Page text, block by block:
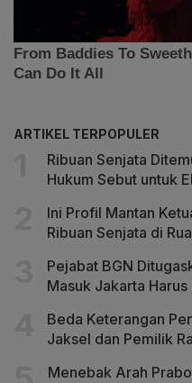
ARTIKEL TERPOPULER
Ribuan Senjata
Hukum Sebut untuk
Ini Profil Mantan
Ribuan Senjata di
Pejabat BGN
Masuk Jakarta Harus
Beda Keterangan
Jaksel dan Pemilik
Menebak Arah